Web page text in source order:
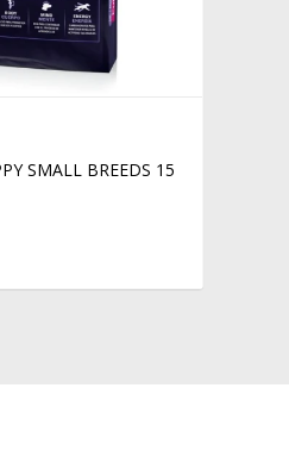
SMALL BREEDS 15